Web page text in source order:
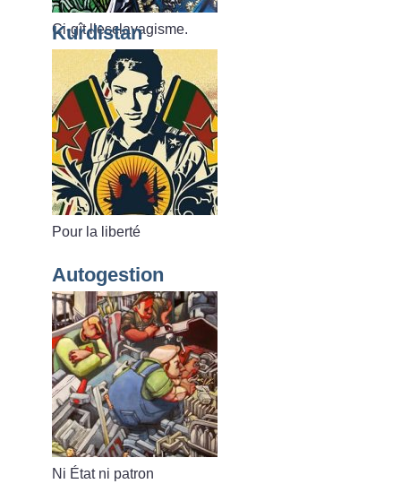
Ci-gît l’esclavagisme.
Kurdistan
Pour la liberté
Autogestion
Ni État ni patron